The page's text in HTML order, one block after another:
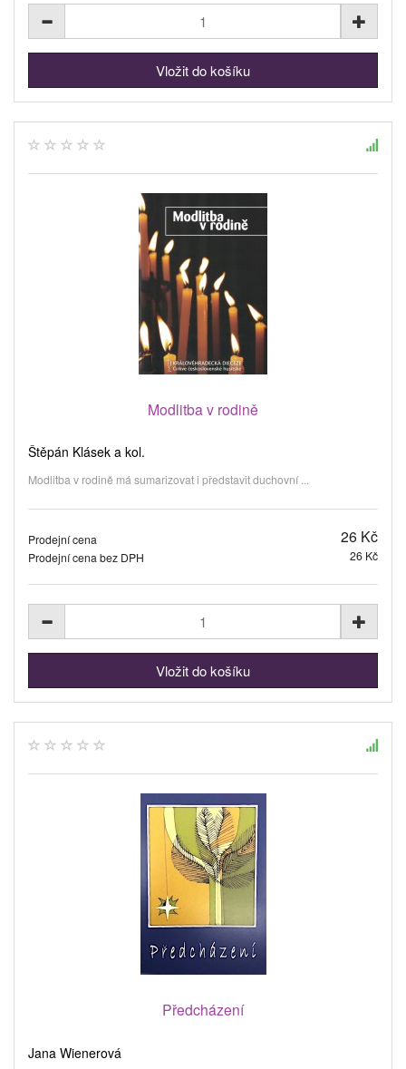
Modlitba v rodině
Štěpán Klásek a kol.
Modlitba v rodině má sumarizovat i představit duchovní ...
Prodejní cena 26 Kč
Prodejní cena bez DPH 26 Kč
Předcházení
Jana Wienerová